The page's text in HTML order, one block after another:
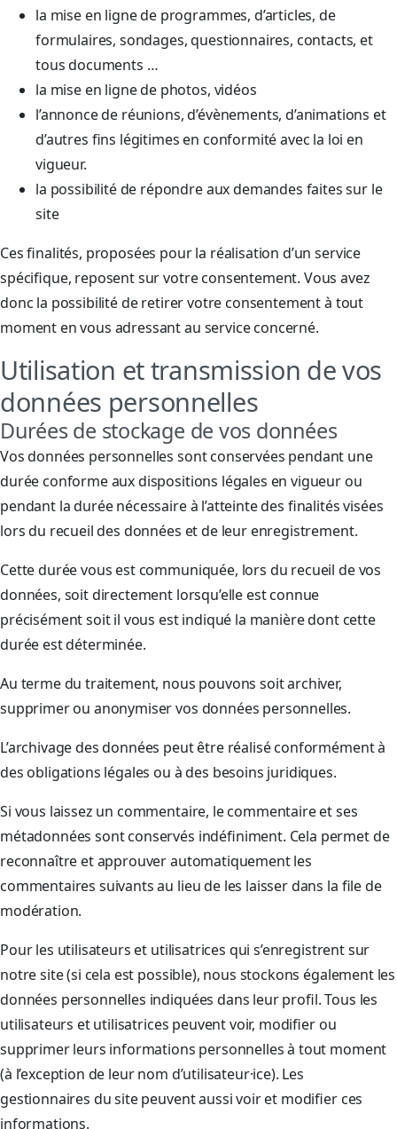
la mise en ligne de programmes, d’articles, de
formulaires, sondages, questionnaires, contacts, et
tous documents …
la mise en ligne de photos, vidéos
l’annonce de réunions, d’évènements, d’animations et
d’autres fins légitimes en conformité avec la loi en
vigueur.
la possibilité de répondre aux demandes faites sur le
site
Ces finalités, proposées pour la réalisation d’un service
spécifique, reposent sur votre consentement. Vous avez
donc la possibilité de retirer votre consentement à tout
moment en vous adressant au service concerné.
Utilisation et transmission de vos
données personnelles
Durées de stockage de vos données
Vos données personnelles sont conservées pendant une
durée conforme aux dispositions légales en vigueur ou
pendant la durée nécessaire à l’atteinte des finalités visées
lors du recueil des données et de leur enregistrement.
Cette durée vous est communiquée, lors du recueil de vos
données, soit directement lorsqu’elle est connue
précisément soit il vous est indiqué la manière dont cette
durée est déterminée.
Au terme du traitement, nous pouvons soit archiver,
supprimer ou anonymiser vos données personnelles.
L’archivage des données peut être réalisé conformément à
des obligations légales ou à des besoins juridiques.
Si vous laissez un commentaire, le commentaire et ses
métadonnées sont conservés indéfiniment. Cela permet de
reconnaître et approuver automatiquement les
commentaires suivants au lieu de les laisser dans la file de
modération.
Pour les utilisateurs et utilisatrices qui s’enregistrent sur
notre site (si cela est possible), nous stockons également les
données personnelles indiquées dans leur profil. Tous les
utilisateurs et utilisatrices peuvent voir, modifier ou
supprimer leurs informations personnelles à tout moment
(à l’exception de leur nom d’utilisateur·ice). Les
gestionnaires du site peuvent aussi voir et modifier ces
informations.